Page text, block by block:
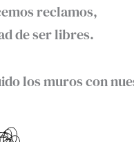
reclamos,
de ser libres.
los muros con